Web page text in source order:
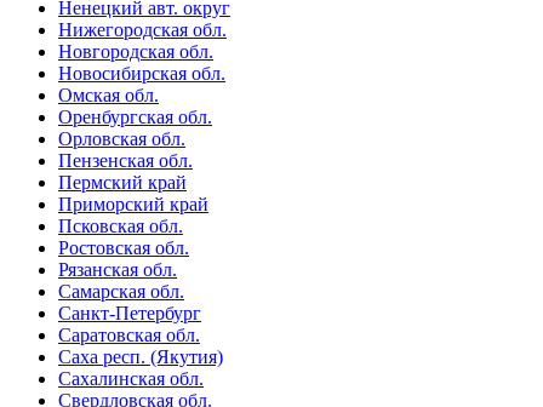
Ненецкий авт. округ
Нижегородская обл.
Новгородская обл.
Новосибирская обл.
Омская обл.
Оренбургская обл.
Орловская обл.
Пензенская обл.
Пермский край
Приморский край
Псковская обл.
Ростовская обл.
Рязанская обл.
Самарская обл.
Санкт-Петербург
Саратовская обл.
Саха респ. (Якутия)
Сахалинская обл.
Свердловская обл.